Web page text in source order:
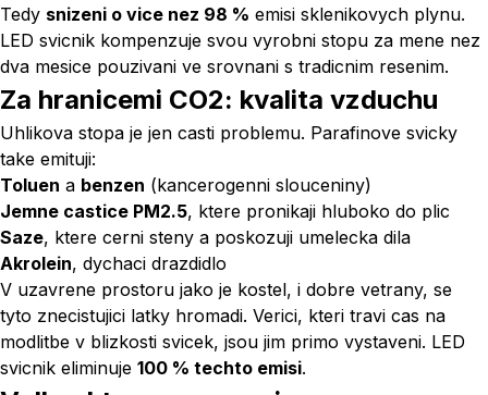
Tedy snizeni o vice nez 98 % emisi sklenikovych plynu.
LED svicnik kompenzuje svou vyrobni stopu za mene nez
dva mesice pouzivani ve srovnani s tradicnim resenim.
Za hranicemi CO2: kvalita vzduchu
Uhlikova stopa je jen casti problemu. Parafinove svicky
take emituji:
Toluen a benzen (kancerogenni slouceniny)
Jemne castice PM2.5, ktere pronikaji hluboko do plic
Saze, ktere cerni steny a poskozuji umelecka dila
Akrolein, dychaci drazdidlo
V uzavrene prostoru jako je kostel, i dobre vetrany, se
tyto znecistujici latky hromadi. Verici, kteri travi cas na
modlitbe v blizkosti svicek, jsou jim primo vystaveni. LED
svicnik eliminuje 100 % techto emisi.